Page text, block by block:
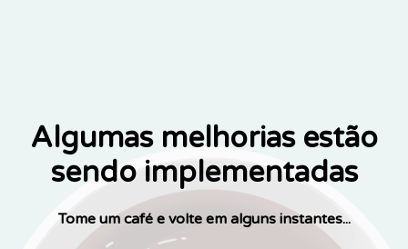
Algumas melhorias estão
sendo implementadas
Tome um café e volte em alguns instantes...